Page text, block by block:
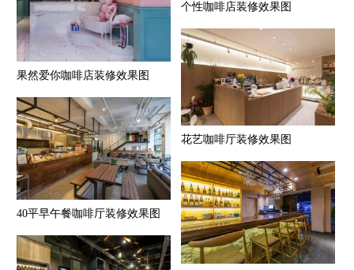
个性咖啡店装修效果图
果然爱你咖啡店装修效果图
花艺咖啡厅装修效果图
40平早午餐咖啡厅装修效果图